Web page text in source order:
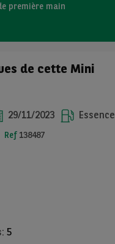
première main
de cette Mini
29/11/2023
Essence
Ref 138487
: 5